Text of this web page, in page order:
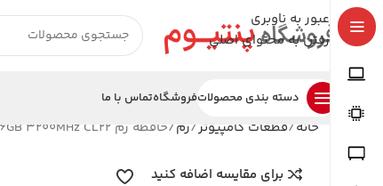
عبور به ناوبری
رفتن به محتوای اصلی
دسته بندی محصولاتفروشگاهتماس با ما
خانه قطعات کامپیوتر رم حافظه رم HIKVISION NEO LPX 16GB 3200MHz CL22
برای مقایسه اضافه کنید